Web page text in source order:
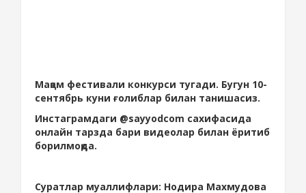
Мақом фестивали конкурси тугади. Бугун 10-
сентябрь куни ғолиблар билан танишасиз.
Инстаграмдаги @sayyodcom сахифасида
онлайн тарзда бари видеолар билан ёритиб
борилмоқда.
Суратлар муаллифлари: Нодира Махмудова